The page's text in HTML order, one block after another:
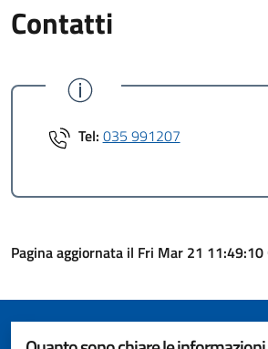
Contatti
Tel: 035 991207
Pagina aggiornata il Fri Mar 21 11:49:10